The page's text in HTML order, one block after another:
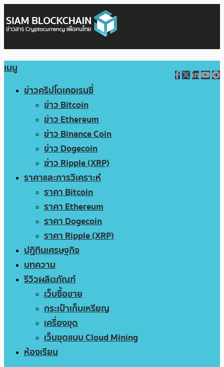
เมนู
ข่าวคริปโตเคอเรนซี่
ข่าว Bitcoin
ข่าว Ethereum
ข่าว Binance Coin
ข่าว Dogecoin
ข่าว Ripple (XRP)
ราคาและการวิเคราะห์
ราคา Bitcoin
ราคา Ethereum
ราคา Dogecoin
ราคา Ripple (XRP)
ปฏิทินเศรษฐกิจ
บทความ
รีวิวผลิตภัณฑ์
เว็บซื้อขาย
กระเป๋าเก็บเหรียญ
เครื่องขุด
เว็บขุดแบบ Cloud Mining
ห้องเรียน